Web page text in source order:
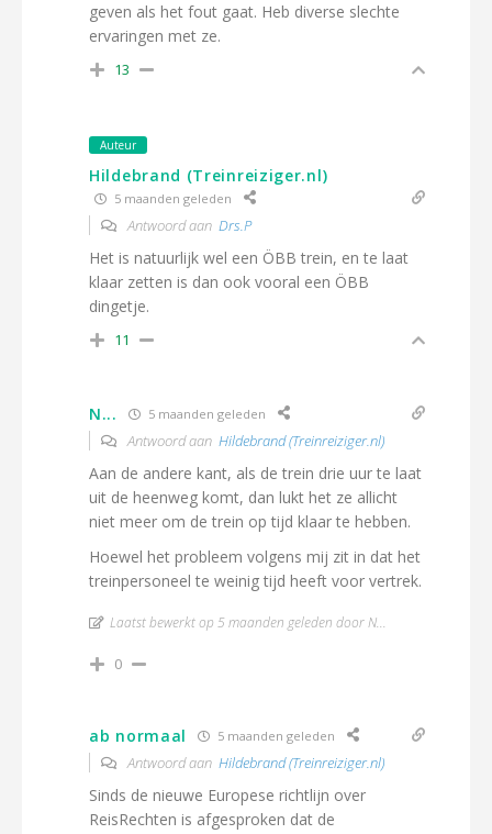
geven als het fout gaat. Heb diverse slechte
ervaringen met ze.
13
Auteur
Hildebrand (Treinreiziger.nl)
5 maanden geleden
Antwoord aan Drs.P
Het is natuurlijk wel een ÖBB trein, en te laat
klaar zetten is dan ook vooral een ÖBB
dingetje.
11
N... 5 maanden geleden
Antwoord aan Hildebrand (Treinreiziger.nl)
Aan de andere kant, als de trein drie uur te laat
uit de heenweg komt, dan lukt het ze allicht
niet meer om de trein op tijd klaar te hebben.
Hoewel het probleem volgens mij zit in dat het
treinpersoneel te weinig tijd heeft voor vertrek.
Laatst bewerkt op 5 maanden geleden door N...
0
ab normaal 5 maanden geleden
Antwoord aan Hildebrand (Treinreiziger.nl)
Sinds de nieuwe Europese richtlijn over
ReisRechten is afgesproken dat de